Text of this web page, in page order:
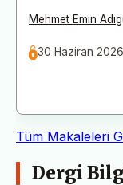
Mehmet Emin
30 Haziran
Tüm Makaleleri
Dergi